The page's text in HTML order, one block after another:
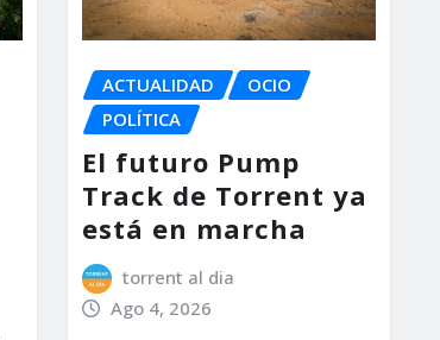
ACTUALIDAD
OCIO
POLÍTICA
El futuro Pump
Track de Torrent ya
está en marcha
torrent al dia
Ago 4, 2026